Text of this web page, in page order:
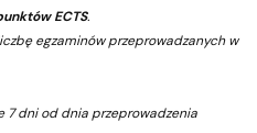
ECTS.
egzaminów przeprowadzanych w
7 dni od dnia przeprowadzenia